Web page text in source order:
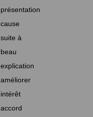
présentation
cause
suite à
beau
explication
améliorer
intérêt
accord